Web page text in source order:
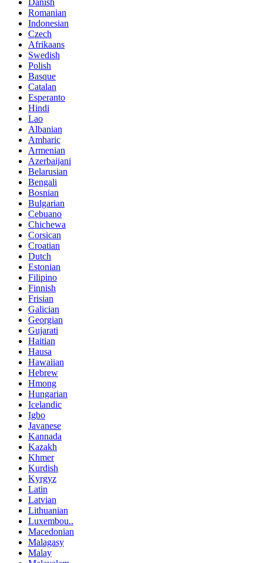
Danish
Romanian
Indonesian
Czech
Afrikaans
Swedish
Polish
Basque
Catalan
Esperanto
Hindi
Lao
Albanian
Amharic
Armenian
Azerbaijani
Belarusian
Bengali
Bosnian
Bulgarian
Cebuano
Chichewa
Corsican
Croatian
Dutch
Estonian
Filipino
Finnish
Frisian
Galician
Georgian
Gujarati
Haitian
Hausa
Hawaiian
Hebrew
Hmong
Hungarian
Icelandic
Igbo
Javanese
Kannada
Kazakh
Khmer
Kurdish
Kyrgyz
Latin
Latvian
Lithuanian
Luxembou..
Macedonian
Malagasy
Malay